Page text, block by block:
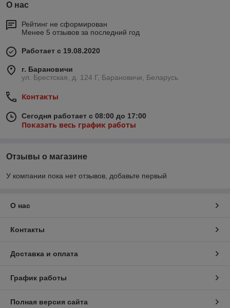
О нас
Рейтинг не сформирован
Менее 5 отзывов за последний год
Работает с 19.08.2020
г. Барановичи
ул. Брестская, д. 124 Г, Барановичи, Беларусь
Контакты
Сегодня работает с 08:00 до 17:00
Показать весь график работы
Отзывы о магазине
У компании пока нет отзывов, добавьте первый
О нас
Контакты
Доставка и оплата
График работы
Полная версия сайта